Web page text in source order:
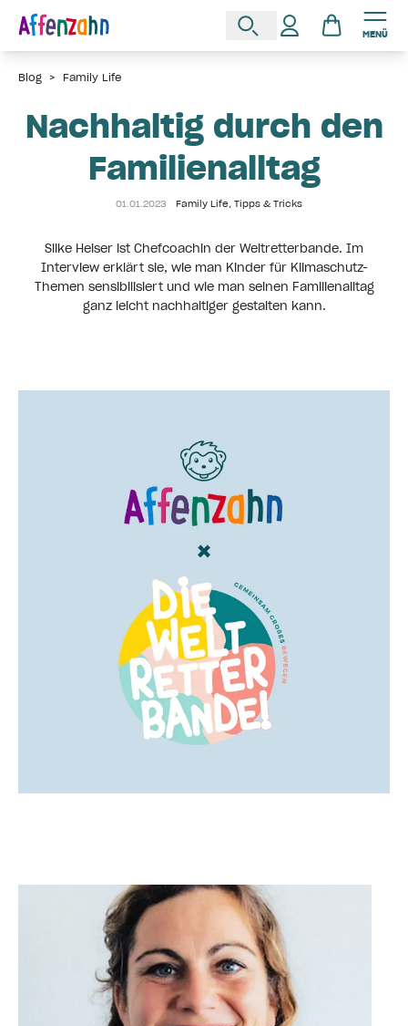
MENÜ
Blog > Family Life
Nachhaltig durch den
Familienalltag
01.01.2023 Family Life, Tipps & Tricks
Silke Heiser ist Chefcoachin der Weltretterbande. Im
Interview erklärt sie, wie man Kinder für Klimaschutz-
Themen sensibilisiert und wie man seinen Familienalltag
ganz leicht nachhaltiger gestalten kann.